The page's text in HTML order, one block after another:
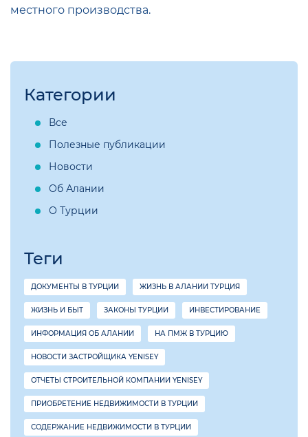
местного производства.
Категории
Все
Полезные публикации
Новости
Об Алании
О Турции
Теги
ДОКУМЕНТЫ В ТУРЦИИ ЖИЗНЬ В АЛАНИИ ТУРЦИЯ
ЖИЗНЬ И БЫТ ЗАКОНЫ ТУРЦИИ ИНВЕСТИРОВАНИЕ
ИНФОРМАЦИЯ ОБ АЛАНИИ НА ПМЖ В ТУРЦИЮ
НОВОСТИ ЗАСТРОЙЩИКА YENISEY
ОТЧЕТЫ СТРОИТЕЛЬНОЙ КОМПАНИИ YENISEY
ПРИОБРЕТЕНИЕ НЕДВИЖИМОСТИ В ТУРЦИИ
СОДЕРЖАНИЕ НЕДВИЖИМОСТИ В ТУРЦИИ